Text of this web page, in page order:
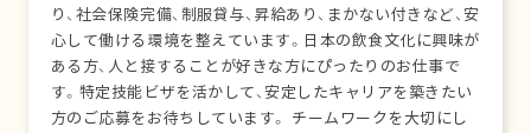
り、社会保険完備、制服貸与、昇給あり、まかない付きなど、安
心して働ける環境を整えています。日本の飲食文化に興味が
ある方、人と接することが好きな方にぴったりのお仕事で
す。特定技能ビザを活かして、安定したキャリアを築きたい
方のご応募をお待ちしています。 チームワークを大切にし